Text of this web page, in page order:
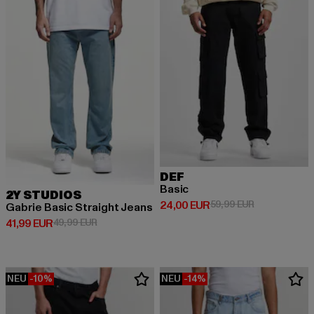
2Y STUDIOS
Gabrie Basic Straight Jeans
41,99 EUR
Derzeitiger Preis: 41,99 EUR
49,99 EURAktionspreis: 49,99 EUR
DEF
Basic
24,00 EUR
Derzeitiger Preis: 24,00 EUR
59,99 EURAktionspreis:
NEU -10% NEU -14%